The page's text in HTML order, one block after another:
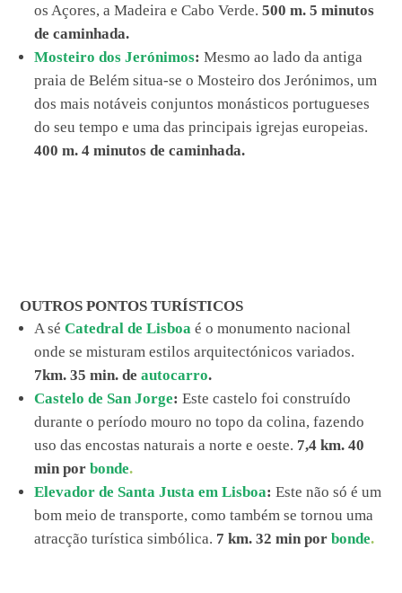
os Açores, a Madeira e Cabo Verde.500 m. 5 minutos
de caminhada.
Mosteiro dos Jerónimos: Mesmo ao lado da antiga
praia de Belém situa-se o Mosteiro dos Jerónimos, um
dos mais notáveis conjuntos monásticos portugueses
do seu tempo e uma das principais igrejas europeias.
400 m. 4 minutos de caminhada.
OUTROS PONTOS TURÍSTICOS
A séCatedral de Lisboa é o monumento nacional
onde se misturam estilos arquitectónicos variados.
7km. 35 min. deautocarro.
Castelo de San Jorge: Este castelo foi construído
durante o período mouro no topo da colina, fazendo
uso das encostas naturais a norte e oeste. 7,4 km. 40
min porbonde.
Elevador de Santa Justa em Lisboa:Este não só é um
bom meio de transporte, como também se tornou uma
atracção turística simbólica. 7 km. 32 min porbonde.